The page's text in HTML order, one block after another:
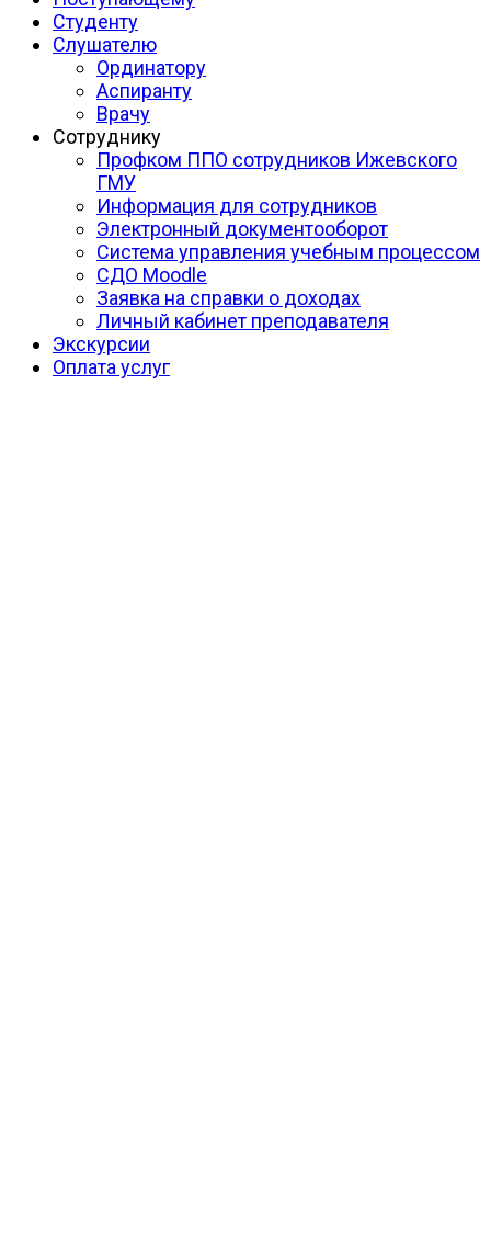
Студенту
Слушателю
Ординатору
Аспиранту
Врачу
Сотруднику
Профком ППО сотрудников Ижевского
ГМУ
Информация для сотрудников
Электронный документооборот
Система управления учебным процессом
СДО Moodle
Заявка на справки о доходах
Личный кабинет преподавателя
Экскурсии
Оплата услуг